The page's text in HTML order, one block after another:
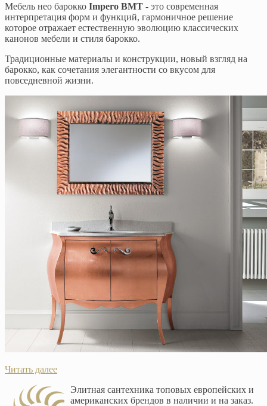
Мебель нео барокко Impero BMT - это современная
интерпретация форм и функций, гармоничное решение
которое отражает естественную эволюцию классических
канонов мебели и стиля барокко.
Традиционные материалы и конструкции, новый взгляд на
барокко, как сочетания элегантности со вкусом для
повседневной жизни.
Читать далее
Элитная сантехника топовых европейских и
американских брендов в наличии и на заказ.